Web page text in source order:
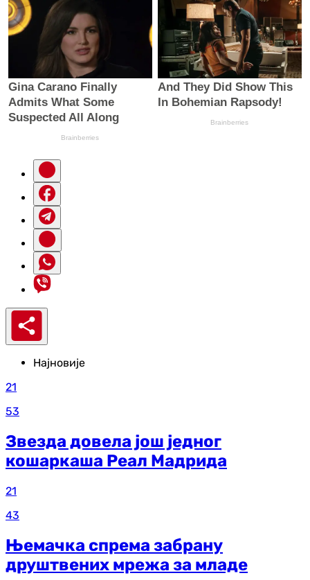
Најновије
21
53
Звезда довела још једног
кошаркаша Реал Мадрида
21
43
Њемачка спрема забрану
друштвених мрежа за младе